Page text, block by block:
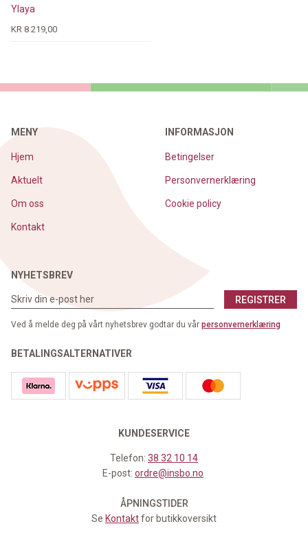
Ylaya
KR 8 219,00
MENY
Hjem
Aktuelt
Om oss
Kontakt
INFORMASJON
Betingelser
Personvernerklæring
Cookie policy
NYHETSBREV
REGISTRER
Ved å melde deg på vårt nyhetsbrev godtar du vår personvernerklæring
BETALINGSALTERNATIVER
KUNDESERVICE
Telefon: 38 32 10 14
E-post: ordre@insbo.no
ÅPNINGSTIDER
Se Kontaktfor butikkoversikt